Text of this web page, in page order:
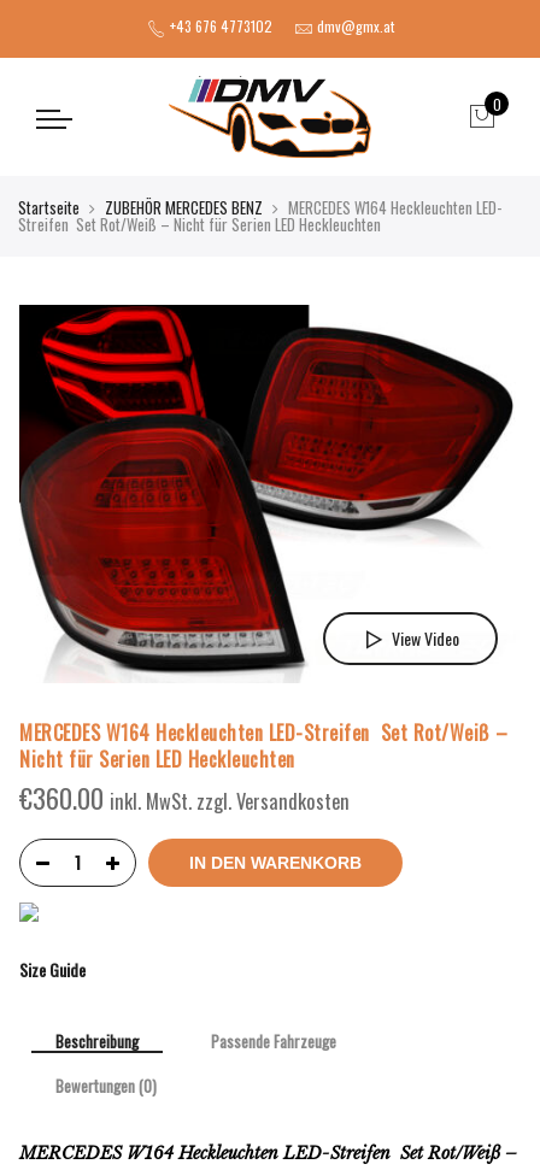
+43 676 4773102 dmv@gmx.at
0
Startseite ZUBEHÖR MERCEDES BENZ MERCEDES W164 Heckleuchten LED-
Streifen Set Rot/Weiß – Nicht für Serien LED Heckleuchten
View Video
MERCEDES W164 Heckleuchten LED-Streifen Set Rot/Weiß –
Nicht für Serien LED Heckleuchten
€360.00 inkl. MwSt. zzgl. Versandkosten
IN DEN WARENKORB
Size Guide
Beschreibung
Passende Fahrzeuge
Bewertungen (0)
MERCEDES W164 Heckleuchten LED-Streifen Set Rot/Weiß –